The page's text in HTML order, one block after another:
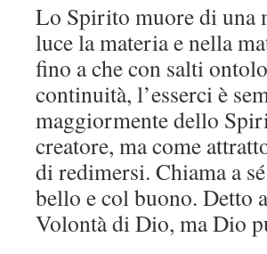
Lo Spirito muore di una
luce la materia e nella
fino a che con salti
continuità, l’esserci è
maggiormente dello
creatore, ma come
di redimersi. Chiama a
bello e col buono. Detto
Volontà di Dio, ma Dio